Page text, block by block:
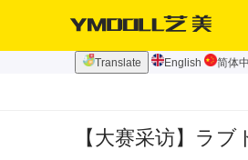
Translate English 简体
【大赛采访】ラ